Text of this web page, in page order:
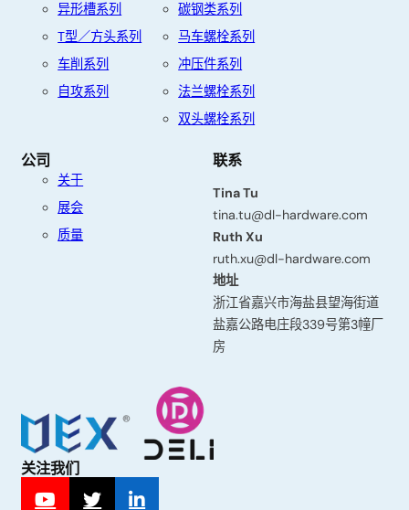
异形槽系列
T型／方头系列
车削系列
自攻系列
碳钢类系列
马车螺栓系列
冲压件系列
法兰螺栓系列
双头螺栓系列
公司
关于
展会
质量
联系
Tina Tu
tina.tu@dl-hardware.com
Ruth Xu
ruth.xu@dl-hardware.com
地址
浙江省嘉兴市海盐县望海街道
盐嘉公路电庄段339号第3幢厂
房
关注我们
们